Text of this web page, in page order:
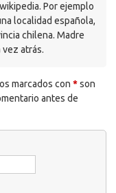
Por ejemplo
localidad española,
chilena. Madre
atrás.
marcados con *son
antes de